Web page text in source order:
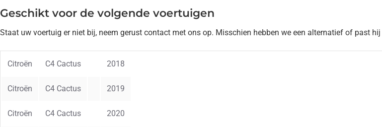
Geschikt voor de volgende voertuigen
Staat uw voertuig er niet bij, neem gerust contact met ons op. Misschien hebben we een alternatief of past
Citroën C4 Cactus 2018
Citroën C4 Cactus 2019
Citroën C4 Cactus 2020